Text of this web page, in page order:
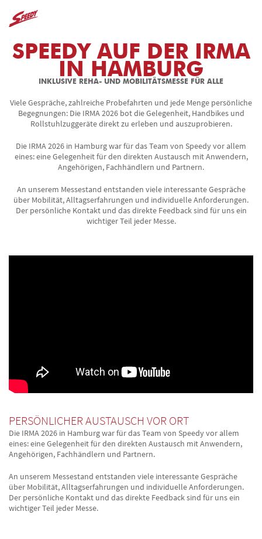
SPEEDY AUF DER IRMA
IN HAMBURG
INKLUSIVE REHA- UND MOBILITÄTSMESSE FÜR ALLE
Viele Gespräche, zahlreiche Probefahrten und jede Menge persönliche
Begegnungen: Die IRMA 2026 bot die Gelegenheit, Handbikes und
Rollstuhlzuggeräte direkt zu erleben und auszuprobieren.
Die IRMA 2026 in Hamburg war für das Team von Speedy vor allem
eines: eine Gelegenheit für den direkten Austausch mit Anwendern,
Angehörigen, Fachhändlern und Partnern.
An unserem Messestand entstanden viele interessante Gespräche
über Mobilität, Alltagserfahrungen und individuelle Anforderungen.
Der persönliche Kontakt und das direkte Feedback sind für uns ein
wichtiger Teil jeder Messe.
PERSÖNLICHER AUSTAUSCH VOR ORT
Die IRMA 2026 in Hamburg war für das Team von Speedy vor allem
eines: eine Gelegenheit für den direkten Austausch mit Anwendern,
Angehörigen, Fachhändlern und Partnern.
An unserem Messestand entstanden viele interessante Gespräche
über Mobilität, Alltagserfahrungen und individuelle Anforderungen.
Der persönliche Kontakt und das direkte Feedback sind für uns ein
wichtiger Teil jeder Messe.